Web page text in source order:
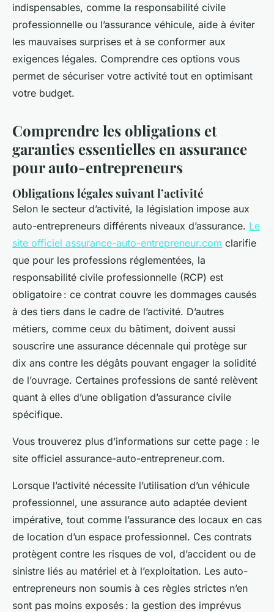
indispensables, comme la responsabilité civile
professionnelle ou l’assurance véhicule, aide à éviter
les mauvaises surprises et à se conformer aux
exigences légales. Comprendre ces options vous
permet de sécuriser votre activité tout en optimisant
votre budget.
Comprendre les obligations et
garanties essentielles en assurance
pour auto-entrepreneurs
Obligations légales suivant l’activité
Selon le secteur d’activité, la législation impose aux
auto-entrepreneurs différents niveaux d’assurance. Le
site officiel assurance-auto-entrepreneur.com clarifie
que pour les professions réglementées, la
responsabilité civile professionnelle (RCP) est
obligatoire : ce contrat couvre les dommages causés
à des tiers dans le cadre de l’activité. D’autres
métiers, comme ceux du bâtiment, doivent aussi
souscrire une assurance décennale qui protège sur
dix ans contre les dégâts pouvant engager la solidité
de l’ouvrage. Certaines professions de santé relèvent
quant à elles d’une obligation d’assurance civile
spécifique.
Vous trouverez plus d’informations sur cette page : le
site officiel assurance-auto-entrepreneur.com.
Lorsque l’activité nécessite l’utilisation d’un véhicule
professionnel, une assurance auto adaptée devient
impérative, tout comme l’assurance des locaux en cas
de location d’un espace professionnel. Ces contrats
protègent contre les risques de vol, d’accident ou de
sinistre liés au matériel et à l’exploitation. Les auto-
entrepreneurs non soumis à ces règles strictes n’en
sont pas moins exposés : la gestion des imprévus